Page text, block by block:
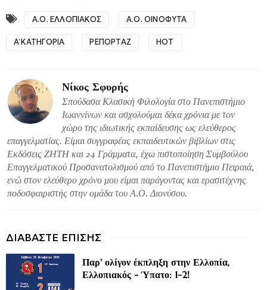
Α.Ο. ΕΛΛΟΠΙΑΚΟΣ Α.Ο. ΟΙΝΟΦΥΤΑ
Α΄ ΚΑΤΗΓΟΡΙΑ ΡΕΠΟΡΤΑΖ HOT
Νίκος Σφυρής
Σπούδασα Κλασική Φιλολογία στο Πανεπιστήμιο
Ιωαννίνων και ασχολούμαι δέκα χρόνια με τον
χώρο της ιδιωτικής εκπαίδευσης ως ελεύθερος
επαγγελματίας. Είμαι συγγραφέας εκπαιδευτικών βιβλίων στις
Εκδόσεις ΖΗΤΗ και 24 Γράμματα, έχω πιστοποίηση Συμβούλου
Επαγγελματικού Προσανατολισμού από το Πανεπιστήμιο Πειραιά,
ενώ στον ελεύθερο χρόνο μου είμαι παράγοντας και ερασιτέχνης
ποδοσφαιριστής στην ομάδα του Α.Ο. Διονύσου.
Παρ' ολίγον έκπληξη στην Ελλοπία,
Ελλοπιακός - Ύπατο: 1-2!